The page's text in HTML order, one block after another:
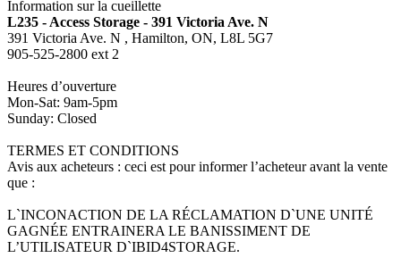
Information sur la cueillette
L235 - Access Storage - 391 Victoria Ave. N
391 Victoria Ave. N , Hamilton, ON, L8L 5G7
905-525-2800 ext 2
Heures d’ouverture
Mon-Sat: 9am-5pm
Sunday: Closed
TERMES ET CONDITIONS
Avis aux acheteurs : ceci est pour informer l’acheteur avant la vente
que :
L`INCONACTION DE LA RÉCLAMATION D`UNE UNITÉ
GAGNÉE ENTRAINERA LE BANISSIMENT DE
L’UTILISATEUR D`IBID4STORAGE.